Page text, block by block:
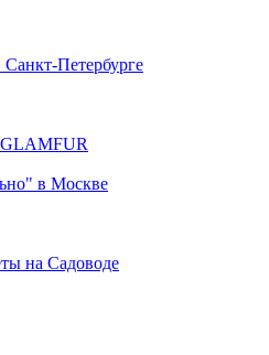
Петербурге
GLAMFUR
в Москве
на Садоводе